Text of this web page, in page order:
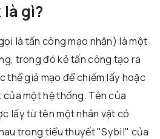
gì?
là tấn công mạo nhận) là một
trong đó kẻ tấn công tạo ra
thể giả mạo để chiếm lấy hoặc
của một hệ thống. Tên của
lấy từ tên một nhân vật có
trong tiểu thuyết "Sybil" của